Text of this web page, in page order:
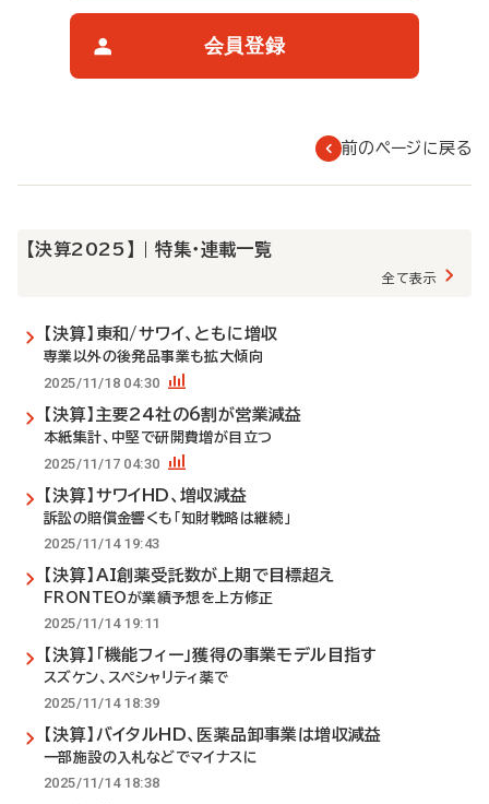
会員登録
前のページに戻る
【決算2025】 | 特集・連載一覧
全て表示
【決算】東和/サワイ、ともに増収
専業以外の後発品事業も拡大傾向
2025/11/18 04:30
【決算】主要24社の6割が営業減益
本紙集計、中堅で研開費増が目立つ
2025/11/17 04:30
【決算】サワイHD、増収減益
訴訟の賠償金響くも「知財戦略は継続」
2025/11/14 19:43
【決算】AI創薬受託数が上期で目標超え
FRONTEOが業績予想を上方修正
2025/11/14 19:11
【決算】「機能フィー」獲得の事業モデル目指す
スズケン、スペシャリティ薬で
2025/11/14 18:39
【決算】バイタルHD、医薬品卸事業は増収減益
一部施設の入札などでマイナスに
2025/11/14 18:38